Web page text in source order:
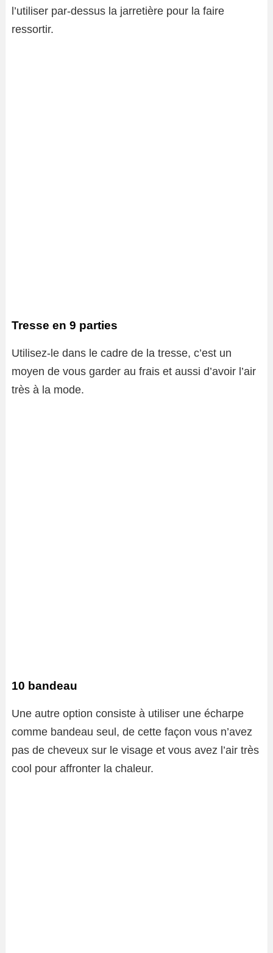
l’utiliser par-dessus la jarretière pour la faire
ressortir.
Tresse en 9 parties
Utilisez-le dans le cadre de la tresse, c’est un
moyen de vous garder au frais et aussi d’avoir l’air
très à la mode.
10 bandeau
Une autre option consiste à utiliser une écharpe
comme bandeau seul, de cette façon vous n’avez
pas de cheveux sur le visage et vous avez l’air très
cool pour affronter la chaleur.